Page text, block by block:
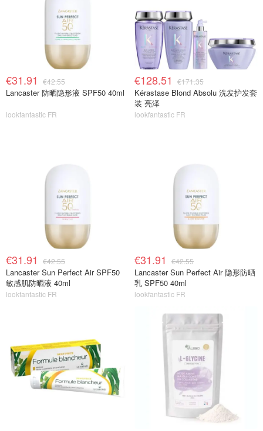
€31.91 €42.55
Lancaster 防晒隐形液 SPF50 40ml
lookfantastic FR
€128.51 €171.35
Kérastase Blond Absolu 洗发护发套
装 亮泽
lookfantastic FR
€31.91 €42.55
Lancaster Sun Perfect Air SPF50
敏感肌防晒液 40ml
lookfantastic FR
€31.91 €42.55
Lancaster Sun Perfect Air 隐形防晒
乳 SPF50 40ml
lookfantastic FR